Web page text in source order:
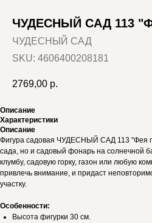
ЧУДЕСНЫЙ САД 113
ЧУДЕСНЫЙ САД
SKU: 4606400208181
2769,00 р.
Описание
Характеристики
Описание
Фигура садовая ЧУДЕСНЫЙ САД 113 "Фея
сада, но и садовый фонарь на солнечной
клумбу, садовую горку, газон или любую
привлечь внимание, и придаст
участку.
Особенности:
Высота фигурки 30 см.